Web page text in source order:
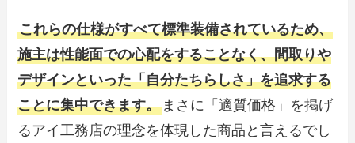
これらの仕様がすべて標準装備されているため、
施主は性能面での心配をすることなく、間取りや
デザインといった「自分たちらしさ」を追求する
ことに集中できます。 まさに「適質価格」を掲げ
るアイ工務店の理念を体現した商品と言えるでし